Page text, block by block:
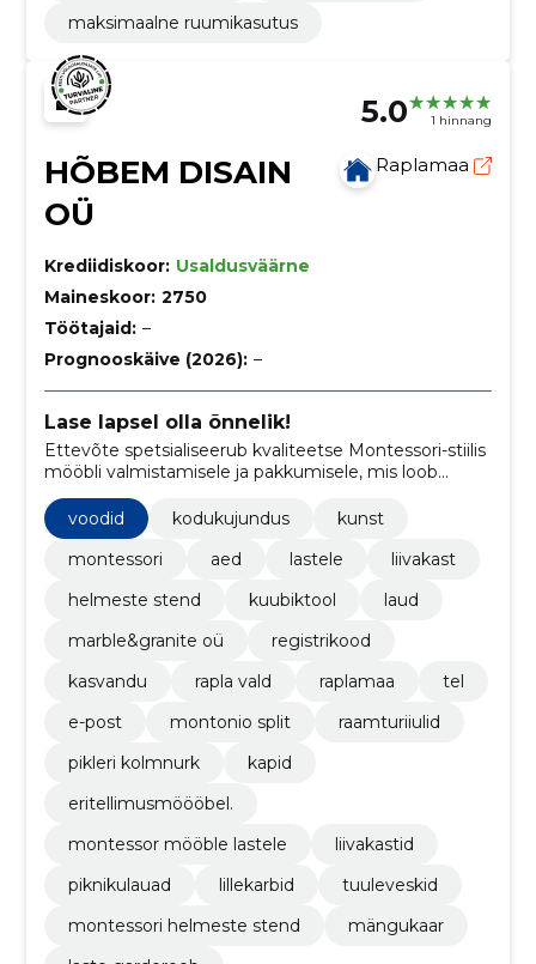
maksimaalne ruumikasutus
5.0 1 hinnang
HÕBEM DISAIN
OÜ
Raplamaa
Krediidiskoor: Usaldusväärne
Maineskoor: 2750
Töötajaid: –
Prognooskäive (2026): –
Lase lapsel olla õnnelik!
Ettevõte spetsialiseerub kvaliteetse Montessori-stiilis
mööbli valmistamisele ja pakkumisele, mis loob
inspireeriva ja funktsionaalse keskkonna lastele nende
arengu toetamiseks.
voodid kodukujundus
kunst
montessori
aed lastele
liivakast
helmeste stend
kuubiktool
laud
marble&granite oü
registrikood
kasvandu
rapla vald raplamaa
tel
e-post
montonio split
raamturiiulid
pikleri kolmnurk
kapid
eritellimusmöööbel.
montessor mööble lastele
liivakastid
piknikulauad
lillekarbid
tuuleveskid
montessori helmeste stend
mängukaar